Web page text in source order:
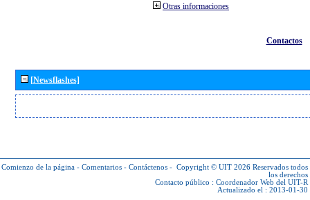
Otras informaciones
Contactos
[Newsflashes]
Comienzo de la página - Comentarios - Contáctenos - Copyright © UIT 2026 Reservados todos
los derechos
Contacto público : Coordenador Web del UIT-R
Actualizado el : 2013-01-30